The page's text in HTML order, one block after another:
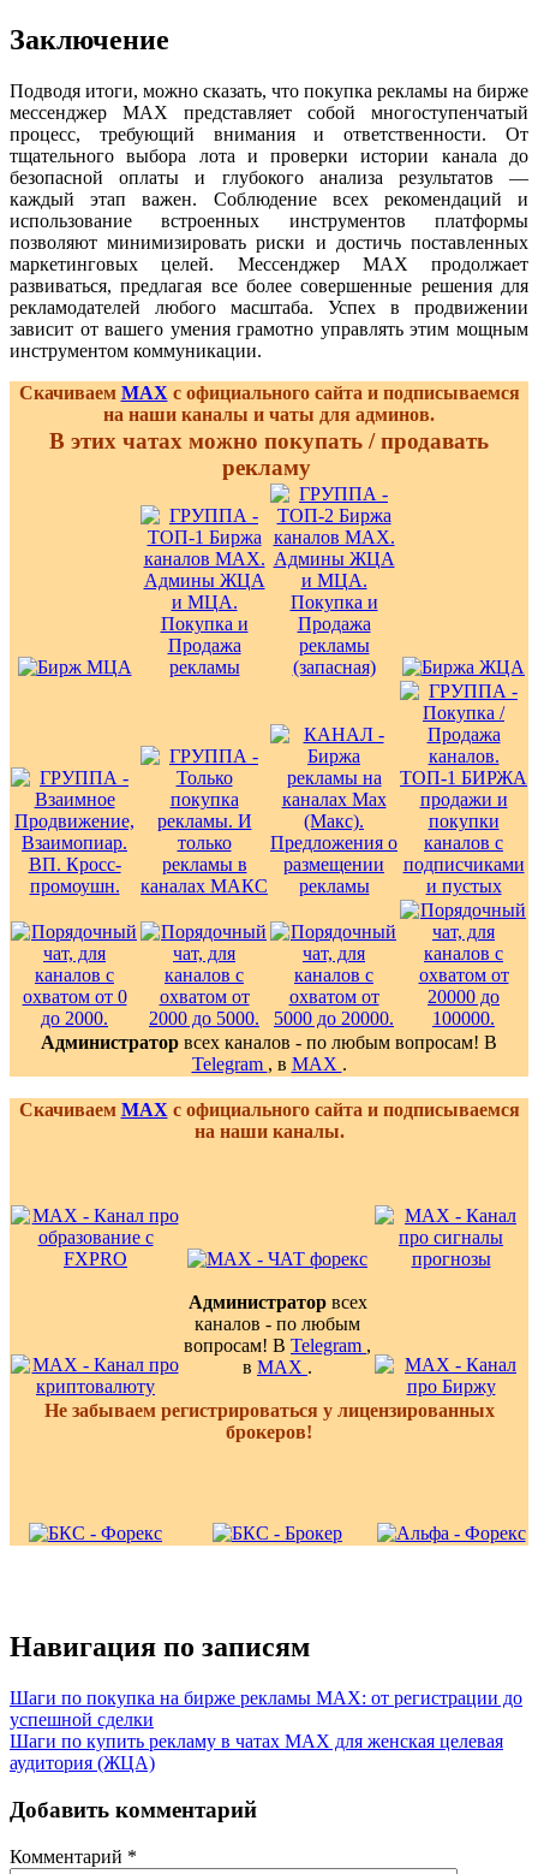
Заключение
Подводя итоги, можно сказать, что покупка рекламы на бирже
мессенджер MAX представляет собой многоступенчатый
процесс, требующий внимания и ответственности. От
тщательного выбора лота и проверки истории канала до
безопасной оплаты и глубокого анализа результатов —
каждый этап важен. Соблюдение всех рекомендаций и
использование встроенных инструментов платформы
позволяют минимизировать риски и достичь поставленных
маркетинговых целей. Мессенджер MAX продолжает
развиваться, предлагая все более совершенные решения для
рекламодателей любого масштаба. Успех в продвижении
зависит от вашего умения грамотно управлять этим мощным
инструментом коммуникации.
Скачиваем MAX с официального сайта и подписываемся
на наши каналы и чаты для админов.
В этих чатах можно покупать / продавать
рекламу
Администратор всех каналов - по любым вопросам! В
Telegram , в MAX .
Скачиваем MAX с официального сайта и подписываемся
на наши каналы.
Администраторвсех
каналов - по любым
вопросам! В Telegram ,
в MAX .
Не забываем регистрироваться у лицензированных
брокеров!
Навигация по записям
Шаги по покупка на бирже рекламы MAX: от регистрации до
успешной сделки
Шаги по купить рекламу в чатах MAX для женская целевая
аудитория (ЖЦА)
Добавить комментарий
Комментарий *